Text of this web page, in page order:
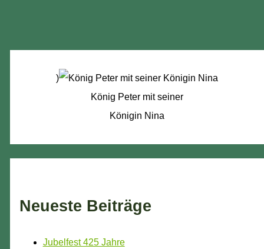
)
König Peter mit seiner
Königin Nina
Neueste Beiträge
Jubelfest 425 Jahre